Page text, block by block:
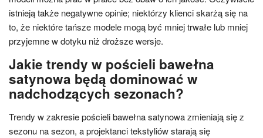
istnieją także negatywne opinie; niektórzy klienci skarżą się na
to, że niektóre tańsze modele mogą być mniej trwałe lub mniej
przyjemne w dotyku niż droższe wersje.
Jakie trendy w pościeli bawełna
satynowa będą dominować w
nadchodzących sezonach?
Trendy w zakresie pościeli bawełna satynowa zmieniają się z
sezonu na sezon, a projektanci tekstyliów starają się